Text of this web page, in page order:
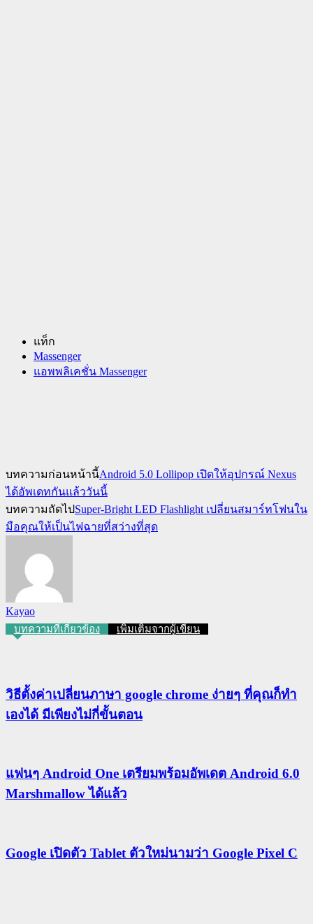
แท็ก
Massenger
แอพพลิเคชั่น Massenger
บทความก่อนหน้านี้Android 5.0 Lollipop เปิดให้อุปกรณ์ Nexus
ได้อัพเดทกันแล้ววันนี้
บทความถัดไปSuper-Bright LED Flashlight เปลี่ยนสมาร์ทโฟนใน
มือคุณให้เป็นไฟฉายที่สว่างที่สุด
Kayao
บทความที่เกี่ยวข้อง เพิ่มเติมจากผู้เขียน
วิธีตั้งค่าเปลี่ยนภาษา google chrome ง่ายๆ ที่คุณก็ทำ
เองได้ มีเพียงไม่กี่ขั้นตอน
แฟนๆ Android One เตรียมพร้อมอัพเดต Android 6.0
Marshmallow ได้แล้ว
Google เปิดตัว Tablet ตัวใหม่นามว่า Google Pixel C